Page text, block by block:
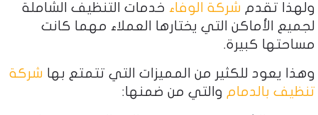
ولهذا تقدم شركة الوفاء خدمات التنظيف الشاملة
لجميع الأماكن التي يختارها العملاء مهما كانت
مساحتها كبيرة.
وهذا يعود للكثير من المميزات التي تتمتع بها شركة
تنظيف بالدمام والتي من ضمنها: